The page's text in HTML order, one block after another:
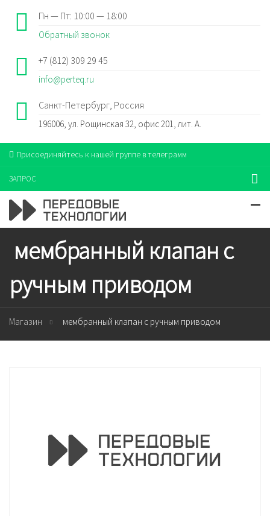
Пн — Пт: 10:00 — 18:00
Обратный звонок
+7 (812) 309 29 45
info@perteq.ru
Санкт-Петербург, Россия
196006, ул. Рощинская 32, офис 201, лит. А.
Присоединяйтесь к нашей группе в телеграмм
ЗАПРОС
мембранный клапан с
ручным приводом
Магазин мембранный клапан с ручным приводом